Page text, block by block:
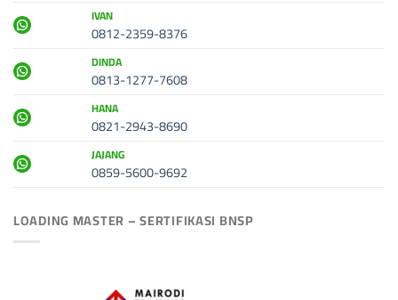
IVAN
0812-2359-8376
DINDA
0813-1277-7608
HANA
0821-2943-8690
JAJANG
0859-5600-9692
LOADING MASTER – SERTIFIKASI BNSP